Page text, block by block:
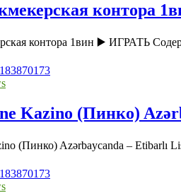
контора
контора 1вин ▶️ ИГРАТЬ
Kazino (Пинко)
(Пинко) Azərbaycanda – Etibarlı